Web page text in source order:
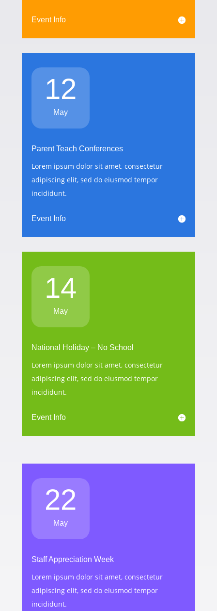
Event Info
12
May
Parent Teach Conferences
Lorem ipsum dolor sit amet, consectetur
adipiscing elit, sed do eiusmod tempor
incididunt.
Event Info
14
May
National Holiday – No School
Lorem ipsum dolor sit amet, consectetur
adipiscing elit, sed do eiusmod tempor
incididunt.
Event Info
22
May
Staff Appreciation Week
Lorem ipsum dolor sit amet, consectetur
adipiscing elit, sed do eiusmod tempor
incididunt.